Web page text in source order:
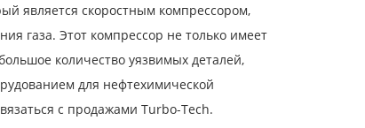
является скоростным компрессором,
газа. Этот компрессор не только имеет
количество уязвимых деталей,
для нефтехимической
с продажами Turbo-Tech.